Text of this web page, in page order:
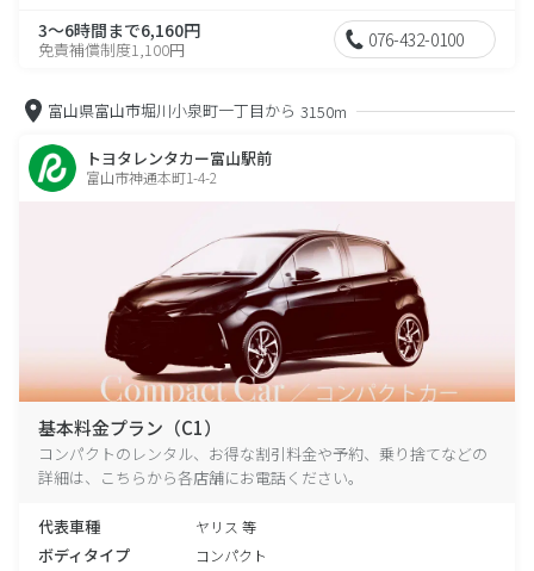
3～6時間まで6,160円
免責補償制度1,100円 076-432-0100
富山県富山市堀川小泉町一丁目から 3150m
トヨタレンタカー富山駅前
富山市神通本町1-4-2
基本料金プラン（C1）
コンパクトのレンタル、お得な割引料金や予約、乗り捨てなどの
詳細は、こちらから各店舗にお電話ください。
代表車種 ヤリス 等
ボディタイプ コンパクト